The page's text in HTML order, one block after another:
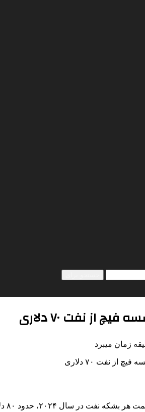
از نفت ۷۰ دلاری
در سال ۲۰۲۴، حدود ۸۰ دلار بوده است.